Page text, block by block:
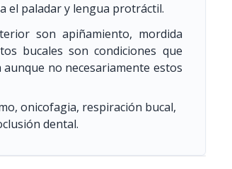
el paladar y lengua protráctil.
son apiñamiento, mordida
bucales son condiciones que
no necesariamente estos
onicofagia, respiración bucal,
dental.